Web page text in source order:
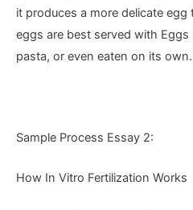
it produces a more delicate
eggs are best served with
pasta, or even eaten on its own.
Sample Process Essay 2:
How In Vitro Fertilization Works